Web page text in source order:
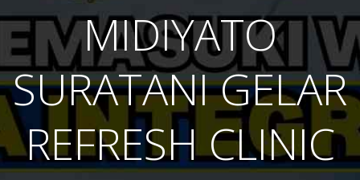
MIDIYATO
SURATANI GELAR
REFRESH CLINIC